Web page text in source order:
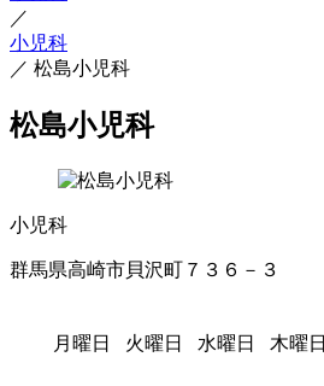
／
小児科
／ 松島小児科
松島小児科
小児科
群馬県高崎市貝沢町７３６－３
月曜日 火曜日 水曜日 木曜日